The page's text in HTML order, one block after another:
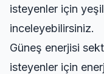
isteyenler için
inceleyebilirsiniz.
Güneş enerjisi
isteyenler için